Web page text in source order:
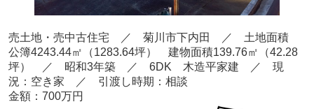
売土地・売中古住宅 ／ 菊川市下内田
／ 土地面積
公簿4243.44㎡ （1283.64坪） 建物面積139.76㎡（42.28
坪） ／ 昭和3年築 ／ 6DK 木造平家建 ／ 現
況：空き家 ／ 引渡し時期：相談
金額：700万円